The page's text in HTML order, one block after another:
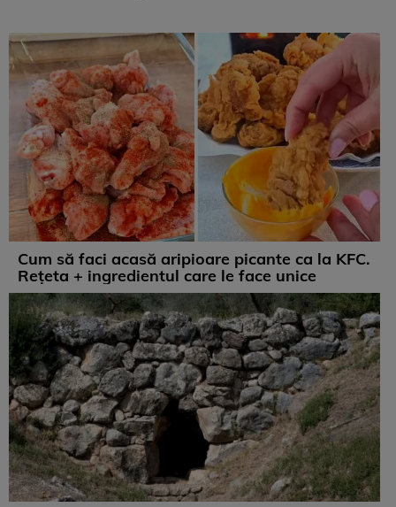
Cum să faci acasă aripioare picante ca la KFC.
Rețeta + ingredientul care le face unice